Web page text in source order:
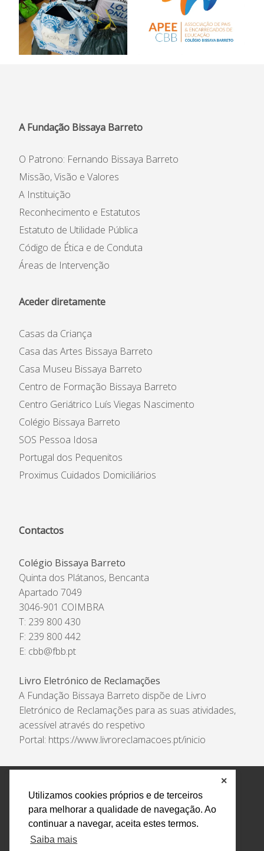
Utilizamos cookies próprios e de terceiros
para melhorar a qualidade de navegação. Ao
continuar a navegar, aceita estes termos.
Saiba mais
✕
A Fundação Bissaya Barreto
O Patrono: Fernando Bissaya Barreto
Missão, Visão e Valores
A Instituição
Reconhecimento e Estatutos
Estatuto de Utilidade Pública
Código de Ética e de Conduta
Áreas de Intervenção
Aceder diretamente
Casas da Criança
Casa das Artes Bissaya Barreto
Casa Museu Bissaya Barreto
Centro de Formação Bissaya Barreto
Centro Geriátrico Luís Viegas Nascimento
Colégio Bissaya Barreto
SOS Pessoa Idosa
Portugal dos Pequenitos
Proximus Cuidados Domiciliários
Contactos
Colégio Bissaya Barreto
Quinta dos Plátanos, Bencanta
Apartado 7049
3046-901 COIMBRA
T: 239 800 430
F: 239 800 442
E: cbb@fbb.pt
Livro Eletrónico de Reclamações
A Fundação Bissaya Barreto dispõe de Livro
Eletrónico de Reclamações para as suas atividades,
acessível através do respetivo
Portal: https://www.livroreclamacoes.pt/inicio
Política de Privacidade e Tratamento de Dados
Encarregado de Proteção de Dados
Livro Eletrónico
de Reclamações
Canal de Denúncias
Todos os direitos reservados Design by AM. Developed by